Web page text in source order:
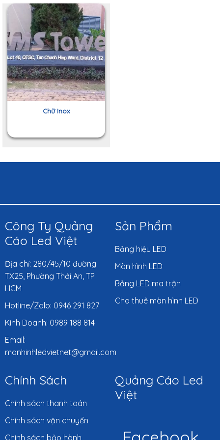
Chữ Inox
Công Ty Quảng
Cáo Led Việt
Địa chỉ: 280/45/10 đường
TX25, Phường Thới An, TP
HCM
Hotline/Zalo: 0946 291 827
Kinh Doanh: 0989 188 814
Email:
manhinhledvietnet@gmail.com
Sản Phẩm
Bảng hiệu LED
Màn hình LED
Bảng LED ma trận
Cho thuê màn hình LED
Chính Sách
Chính sách thanh toán
Chính sách vận chuyển
Chính sách bảo hành
Quảng Cáo Led
Việt